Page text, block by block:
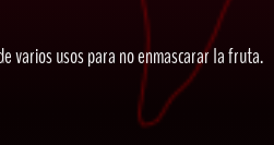
varios usos para no enmascarar la fruta.